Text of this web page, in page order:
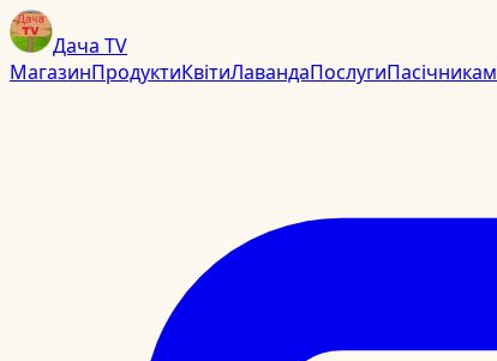
Дача TV
МагазинПродуктиКвітиЛавандаПослугиПасічникам